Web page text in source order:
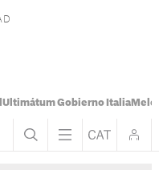
Ultimátum Gobierno Italia